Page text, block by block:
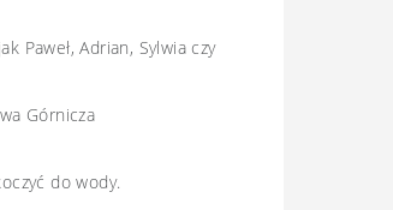
Paweł, Adrian, Sylwia czy
Górnicza
do wody.